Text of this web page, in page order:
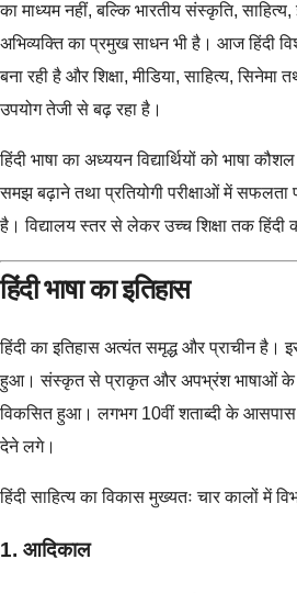
का माध्यम नहीं, बल्कि भारतीय संस्कृति,
अभिव्यक्ति का प्रमुख साधन भी है। आज हिंदी
बना रही है और शिक्षा, मीडिया, साहित्य, सिनेमा
उपयोग तेजी से बढ़ रहा है।
हिंदी भाषा का अध्ययन विद्यार्थियों को भाषा
समझ बढ़ाने तथा प्रतियोगी परीक्षाओं में सफलता
है। विद्यालय स्तर से लेकर उच्च शिक्षा तक हिंदी
हिंदी भाषा का इतिहास
हिंदी का इतिहास अत्यंत समृद्ध और प्राचीन है।
हुआ। संस्कृत से प्राकृत और अपभ्रंश भाषाओं के
विकसित हुआ। लगभग 10वीं शताब्दी के आसपास
देने लगे।
हिंदी साहित्य का विकास मुख्यतः चार कालों में
1. आदिकाल